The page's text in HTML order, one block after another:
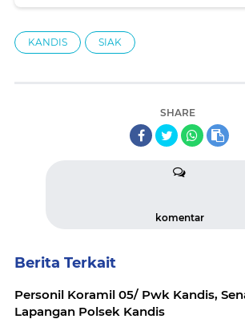
KANDIS SIAK
SHARE
komentar
Berita Terkait
Personil Koramil 05/ Pwk Kandis,
Lapangan Polsek Kandis